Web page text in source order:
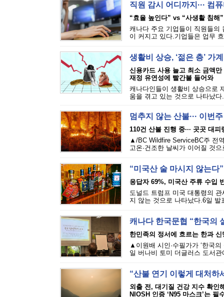
직원 감시 어디까지··· 컴
“효율 높인다” vs “사생활 침해”
캐나다 주요 기업들이 직원들의
이 커지고 있다.기업들은 업무
생활비 상승, ‘젊은 층’ 가
신용카드 사용 늘고 최소 금액만
재정 유연성에 빨간불 들어와
캐나다인들이 생활비 상승으로
움을 겪고 있는 것으로 나타났
멈추지 않는 산불··· 이번
110건 산불 진행 중··· 곳곳 대피
▲/BC Wildfire ServiceBC주 전
고온·건조한 날씨가 이어질 것
“미국산 술 마시지 않는다
응답자 69%, 미국산 주류 수입
도널드 트럼프 미국 대통령의
지 않는 것으로 나타났다.6일
캐나다 한국문협 “한국의
한민족의 정서에 흐르는 한과 신
▲이원배 시인·수필가가 ‘한국
일 버나비 토미 더글러스 도서관
“산불 연기 이렇게 대처하
외출 전, 대기질 건강 지수 확인
NIOSH 인증 ‘N95 마스크’는 필